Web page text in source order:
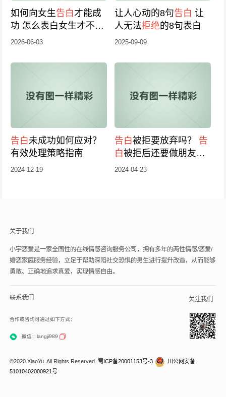
如何向女生告白才能成
功 怎么表白女生才不会
被拒绝
2026-06-03
让人心动的8句告白 让
人无法拒绝的8句表白
2025-09-09
告白未成功如何应对？
有效处理策略指南
2024-12-19
告白被拒要放弃吗？ 告
白被拒后还要做朋友
吗？
2024-04-23
关于我们
小宇恋爱是一家全国性的在线情感咨询服务公司，拥有多年的两性情感/恋爱/
婚恋家庭服务经验，立足于帮助深陷社交恐惧的男生进行提升改造，从而能够
勇敢、正确地追求真爱，实现情感自由。
联系我们
合作或咨询可通过如下方式：
微信：langji989
关注我们
©2020 XiaoYu. All Rights Reserved.蜀ICP备20001153号-3
川公网安备
51010402000921号